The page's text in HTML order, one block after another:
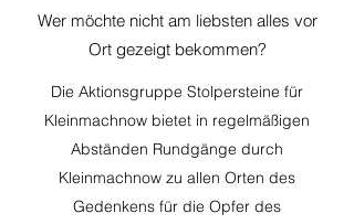
Wer möchte nicht am liebsten alles vor
Ort gezeigt bekommen?
Die Aktionsgruppe Stolpersteine für
Kleinmachnow bietet in regelmäßigen
Abständen Rundgänge durch
Kleinmachnow zu allen Orten des
Gedenkens für die Opfer des